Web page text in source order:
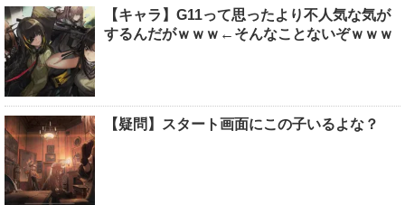
【キャラ】G11って思ったより不人気な気が
するんだがｗｗｗ←そんなことないぞｗｗｗ
【疑問】スタート画面にこの子いるよな？